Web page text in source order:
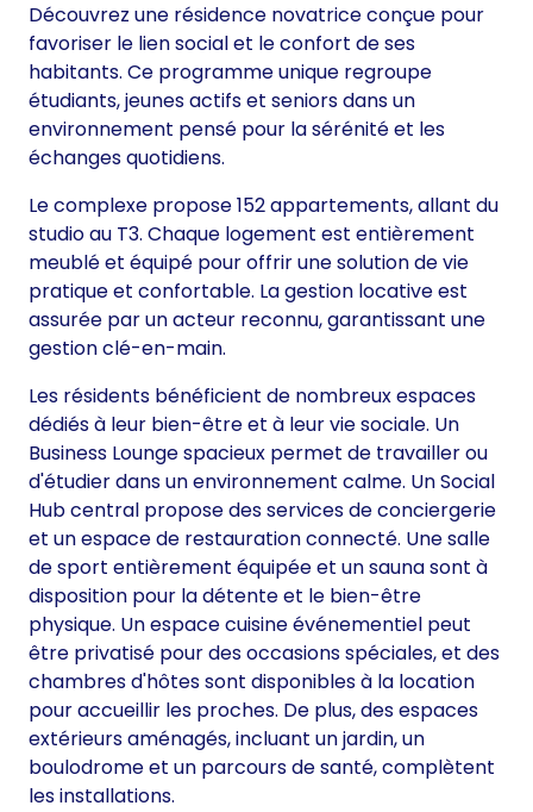
Découvrez une résidence novatrice conçue pour
favoriser le lien social et le confort de ses
habitants. Ce programme unique regroupe
étudiants, jeunes actifs et seniors dans un
environnement pensé pour la sérénité et les
échanges quotidiens.
Le complexe propose 152 appartements, allant du
studio au T3. Chaque logement est entièrement
meublé et équipé pour offrir une solution de vie
pratique et confortable. La gestion locative est
assurée par un acteur reconnu, garantissant une
gestion clé-en-main.
Les résidents bénéficient de nombreux espaces
dédiés à leur bien-être et à leur vie sociale. Un
Business Lounge spacieux permet de travailler ou
d'étudier dans un environnement calme. Un Social
Hub central propose des services de conciergerie
et un espace de restauration connecté. Une salle
de sport entièrement équipée et un sauna sont à
disposition pour la détente et le bien-être
physique. Un espace cuisine événementiel peut
être privatisé pour des occasions spéciales, et des
chambres d'hôtes sont disponibles à la location
pour accueillir les proches. De plus, des espaces
extérieurs aménagés, incluant un jardin, un
boulodrome et un parcours de santé, complètent
les installations.